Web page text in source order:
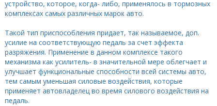
устройство, которое, когда- либо, применялось в тормозных
комплексах самых различных марок авто.
Такой тип приспособления придает, так называемое, доп.
усилие на соответствующую педаль за счет эффекта
разряжения. Применение в данном комплексе такого
механизма как усилитель- в значительной мере облегчает и
улучшает функциональные способности всей системы авто,
тем самым уменьшая силовые воздействия, которые
применяет автовладелец во время силового воздействия на
педаль.